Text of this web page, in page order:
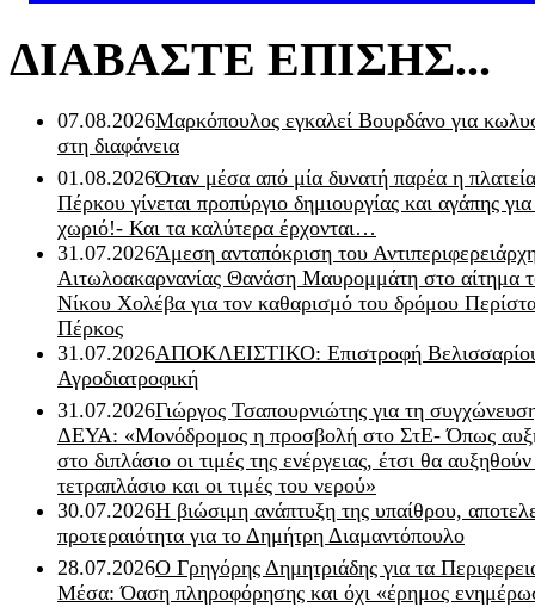
ΔΙΑΒΑΣΤΕ ΕΠΙΣΗΣ...
07.08.2026Μαρκόπουλος εγκαλεί Βουρδάνο για
στη διαφάνεια
01.08.2026Όταν μέσα από μία δυνατή παρέα η
Πέρκου γίνεται προπύργιο δημιουργίας και αγάπης
χωριό!- Και τα καλύτερα έρχονται…
31.07.2026Άμεση ανταπόκριση του
Αιτωλοακαρνανίας Θανάση Μαυρομμάτη στο αίτημα
Νίκου Χολέβα για τον καθαρισμό του δρόμου
Πέρκος
31.07.2026ΑΠΟΚΛΕΙΣΤΙΚΟ: Επιστροφή
Αγροδιατροφική
31.07.2026Γιώργος Τσαπουρνιώτης για τη
ΔΕΥΑ: «Μονόδρομος η προσβολή στο ΣτΕ- Όπως
στο διπλάσιο οι τιμές της ενέργειας, έτσι θα
τετραπλάσιο και οι τιμές του νερού»
30.07.2026Η βιώσιμη ανάπτυξη της υπαίθρου,
προτεραιότητα για το Δημήτρη Διαμαντόπουλο
28.07.2026Ο Γρηγόρης Δημητριάδης για τα
Μέσα: Όαση πληροφόρησης και όχι «έρημος